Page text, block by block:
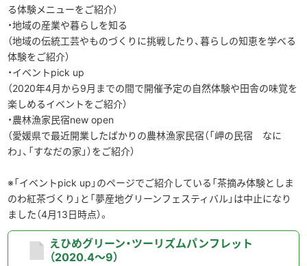
る体験メニューをご紹介）
・地域の産業や暮らしを知る
（地域の伝統工芸やものづくりに挑戦したり、暮らしの知恵を学べる
体験をご紹介）
・イベントpick up
（2020年4月から9月までの間で開催予定の自然体験や田舎の味覚を
楽しめるイベントをご紹介）
・農林漁家民宿new open
（愛媛県で最近開業したばかりの農林漁家民宿（「岬の民宿 なに
わ」、「すなだの家」）をご紹介）
※「イベントpick up」のページでご紹介している「茶摘み体験としま
のわ紅茶づくり」と「夢産地グリーンフェスティバル」は中止になり
ました（4月13日時点）。
えひめグリーン・ツーリズムパンフレット
（2020.4～9）